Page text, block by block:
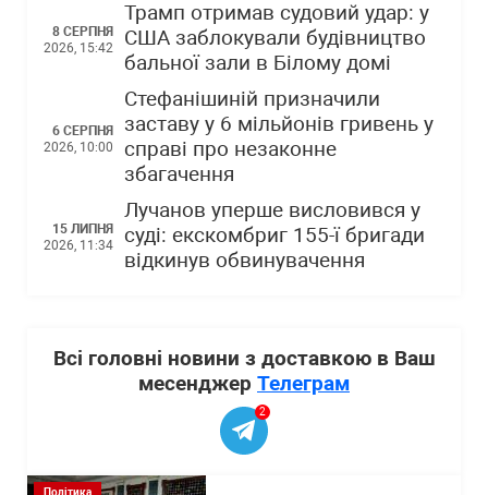
8 СЕРПНЯ
2026, 15:42
Трамп отримав судовий удар: у
США заблокували будівництво
бальної зали в Білому домі
6 СЕРПНЯ
2026, 10:00
Стефанішиній призначили
заставу у 6 мільйонів гривень у
справі про незаконне
збагачення
15 ЛИПНЯ
2026, 11:34
Лучанов уперше висловився у
суді: екскомбриг 155-ї бригади
відкинув обвинувачення
Всі головні новини з доставкою в Ваш
месенджер Телеграм
2
Політика